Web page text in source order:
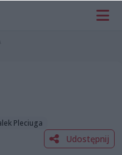
Pleciuga
Udostępnij